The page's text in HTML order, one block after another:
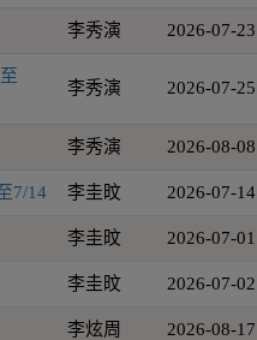
李秀演 2026-07-23
李秀演 2026-07-25
李秀演 2026-08-08
7/14 李圭旼 2026-07-14
李圭旼 2026-07-01
李圭旼 2026-07-02
李炫周 2026-08-17